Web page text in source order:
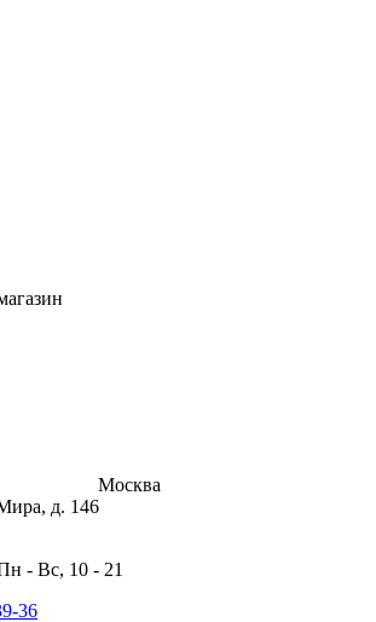
Москва
д. 146
- Вс, 10 - 21
36